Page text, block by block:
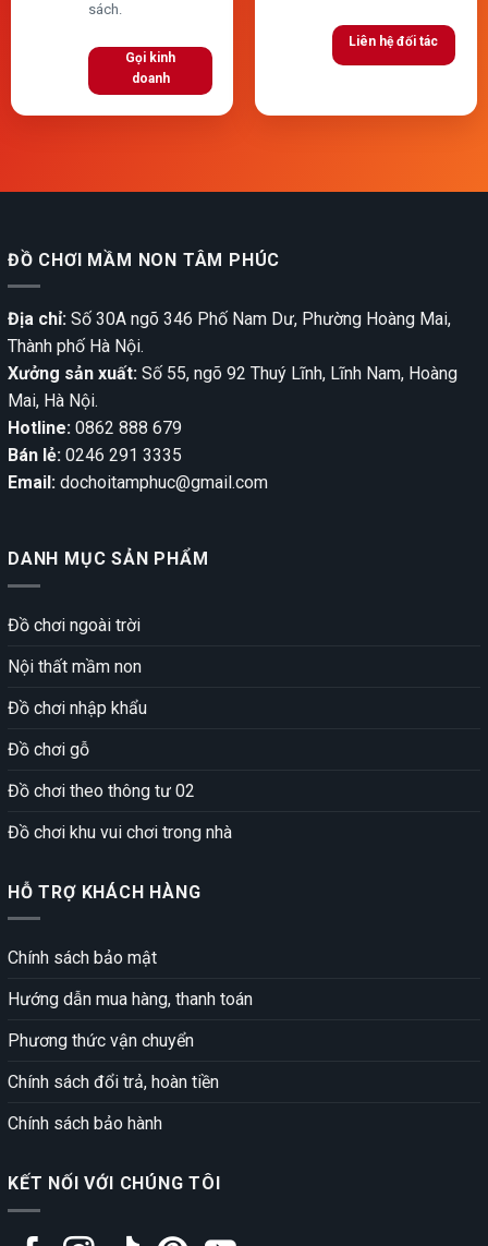
sách.
Gọi kinh
doanh
Liên hệ đối tác
ĐỒ CHƠI MẦM NON TÂM PHÚC
Địa chỉ: Số 30A ngõ 346 Phố Nam Dư, Phường Hoàng Mai,
Thành phố Hà Nội.
Xưởng sản xuất: Số 55, ngõ 92 Thuý Lĩnh, Lĩnh Nam, Hoàng
Mai, Hà Nội.
Hotline: 0862 888 679
Bán lẻ: 0246 291 3335
Email: dochoitamphuc@gmail.com
DANH MỤC SẢN PHẨM
Đồ chơi ngoài trời
Nội thất mầm non
Đồ chơi nhập khẩu
Đồ chơi gỗ
Đồ chơi theo thông tư 02
Đồ chơi khu vui chơi trong nhà
HỖ TRỢ KHÁCH HÀNG
Chính sách bảo mật
Hướng dẫn mua hàng, thanh toán
Phương thức vận chuyển
Chính sách đổi trả, hoàn tiền
Chính sách bảo hành
KẾT NỐI VỚI CHÚNG TÔI